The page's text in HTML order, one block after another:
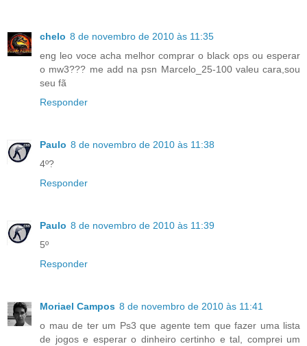
chelo 8 de novembro de 2010 às 11:35
eng leo voce acha melhor comprar o black ops ou esperar
o mw3??? me add na psn Marcelo_25-100 valeu cara,sou
seu fã
Responder
Paulo 8 de novembro de 2010 às 11:38
4º?
Responder
Paulo 8 de novembro de 2010 às 11:39
5º
Responder
Moriael Campos 8 de novembro de 2010 às 11:41
o mau de ter um Ps3 que agente tem que fazer uma lista
de jogos e esperar o dinheiro certinho e tal, comprei um